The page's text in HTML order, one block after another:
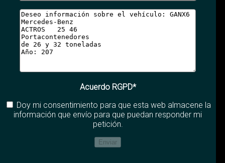
Acuerdo RGPD*
Doy mi consentimiento para que esta web almacene la
información que envío para que puedan responder mi
petición.